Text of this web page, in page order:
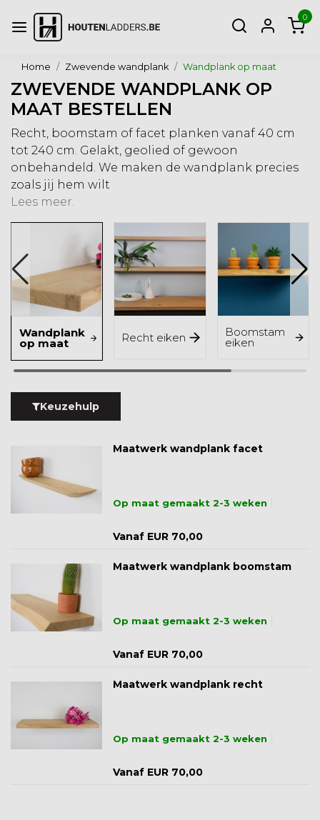
0
Home Zwevende wandplank Wandplank op maat
ZWEVENDE WANDPLANK OP
MAAT BESTELLEN
Recht, boomstam of facet planken vanaf 40 cm
tot 240 cm. Gelakt, geolied of gewoon
onbehandeld. We maken de wandplank precies
zoals jij hem wilt
Lees meer.
Wandplank
op maat Recht eiken Boomstam
eiken
Keuzehulp
Maatwerk wandplank facet
Op maat gemaakt 2-3 weken
Vanaf EUR 70,00
Maatwerk wandplank boomstam
Op maat gemaakt 2-3 weken
Vanaf EUR 70,00
Maatwerk wandplank recht
Op maat gemaakt 2-3 weken
Vanaf EUR 70,00